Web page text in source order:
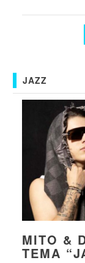
JAZZ
MITO &
TEMA